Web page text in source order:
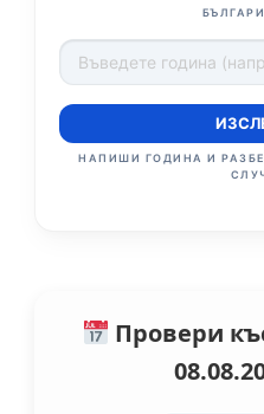
НАПИШИ ГОДИНА И
Провери